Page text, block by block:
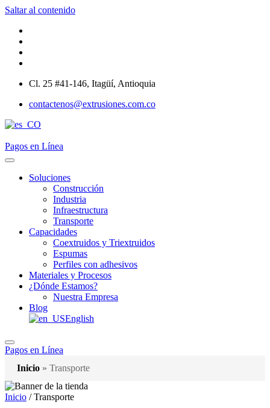
Saltar al contenido
Cl. 25 #41-146, Itagüí, Antioquia
contactenos@extrusiones.com.co
Pagos en Línea
Soluciones
Construcción
Industria
Infraestructura
Transporte
Capacidades
Coextruidos y Triextruidos
Espumas
Perfiles con adhesivos
Materiales y Procesos
¿Dónde Estamos?
Nuestra Empresa
Blog
English
Pagos en Línea
Inicio » Transporte
Inicio / Transporte